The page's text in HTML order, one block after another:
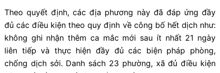
Theo quyết định, các địa phương này đã đáp ứng đầy
đủ các điều kiện theo quy định về công bố hết dịch như:
không ghi nhận thêm ca mắc mới sau ít nhất 21 ngày
liên tiếp và thực hiện đầy đủ các biện pháp phòng,
chống dịch sởi. Danh sách 23 phường, xã đủ điều kiện